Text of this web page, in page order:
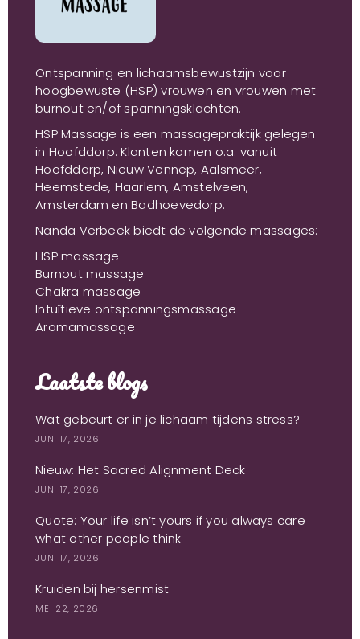
Ontspanning en lichaamsbewustzijn voor
hoogbewuste (HSP) vrouwen en vrouwen met
burnout en/of spanningsklachten.
HSP Massage is een massagepraktijk gelegen
in Hoofddorp. Klanten komen o.a. vanuit
Hoofddorp, Nieuw Vennep, Aalsmeer,
Heemstede, Haarlem, Amstelveen,
Amsterdam en Badhoevedorp.
Nanda Verbeek biedt de volgende massages:
HSP massage
Burnout massage
Chakra massage
Intuïtieve ontspanningsmassage
Aromamassage
Laatste blogs
Wat gebeurt er in je lichaam tijdens stress?
JUNI 17, 2026
Nieuw: Het Sacred Alignment Deck
JUNI 17, 2026
Quote: Your life isn’t yours if you always care
what other people think
JUNI 17, 2026
Kruiden bij hersenmist
MEI 22, 2026